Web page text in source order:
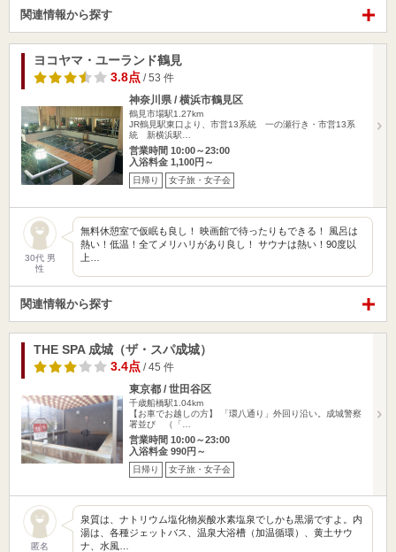
関連情報から探す
ヨコヤマ・ユーランド鶴見
3.8点 / 53 件
神奈川県 / 横浜市鶴見区
鶴見市場駅1.27km
JR鶴見駅東口より、市営13系統 一の瀬行き・市営13系
統 新横浜駅…
営業時間 10:00～23:00
入浴料金 1,100円～
日帰り 女子旅・女子会
30代 男
性
無料休憩室で仮眠も良し！ 映画館で待ったりもできる！ 風呂は
熱い！低温！全てメリハリがあり良し！ サウナは熱い！90度以
上…
関連情報から探す
THE SPA 成城（ザ・スパ成城）
3.4点 / 45 件
東京都 / 世田谷区
千歳船橋駅1.04km
【お車でお越しの方】 「環八通り」外回り沿い。成城警察
署並び （「…
営業時間 10:00～23:00
入浴料金 990円～
日帰り 女子旅・女子会
匿名
泉質は、ナトリウム塩化物炭酸水素塩泉でしかも黒湯ですよ。内
湯は、各種ジェットバス、温泉大浴槽（加温循環）、黄土サウ
ナ、水風…